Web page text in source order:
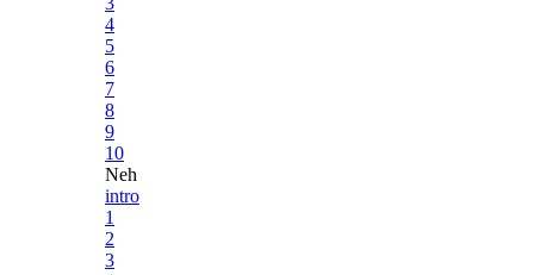
4
5
6
7
8
9
10
Neh
intro
1
2
3